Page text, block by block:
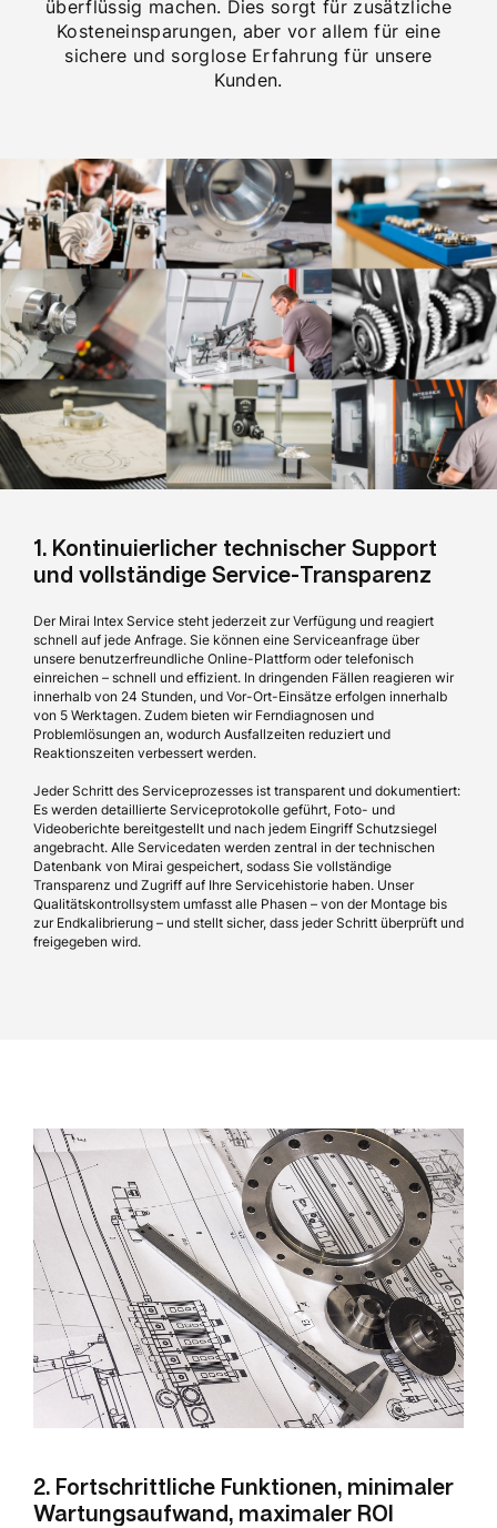
überflüssig machen. Dies sorgt für zusätzliche
Kosteneinsparungen, aber vor allem für eine
sichere und sorglose Erfahrung für unsere
Kunden.
1. Kontinuierlicher technischer Support
und vollständige Service-Transparenz
Der Mirai Intex Service steht jederzeit zur Verfügung und reagiert
schnell auf jede Anfrage. Sie können eine Serviceanfrage über
unsere benutzerfreundliche Online-Plattform oder telefonisch
einreichen – schnell und effizient. In dringenden Fällen reagieren wir
innerhalb von 24 Stunden, und Vor-Ort-Einsätze erfolgen innerhalb
von 5 Werktagen. Zudem bieten wir Ferndiagnosen und
Problemlösungen an, wodurch Ausfallzeiten reduziert und
Reaktionszeiten verbessert werden.
Jeder Schritt des Serviceprozesses ist transparent und dokumentiert:
Es werden detaillierte Serviceprotokolle geführt, Foto- und
Videoberichte bereitgestellt und nach jedem Eingriff Schutzsiegel
angebracht. Alle Servicedaten werden zentral in der technischen
Datenbank von Mirai gespeichert, sodass Sie vollständige
Transparenz und Zugriff auf Ihre Servicehistorie haben. Unser
Qualitätskontrollsystem umfasst alle Phasen – von der Montage bis
zur Endkalibrierung – und stellt sicher, dass jeder Schritt überprüft und
freigegeben wird.
2. Fortschrittliche Funktionen, minimaler
Wartungsaufwand, maximaler ROI